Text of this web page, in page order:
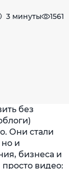
3 минуты 1561
без
Они стали
и
бизнеса и
видео: